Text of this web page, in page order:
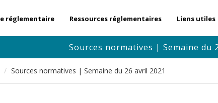
réglementaire Ressources réglementaires Liens utiles
Sources normatives | Semaine du
Sources normatives | Semaine du 26 avril 2021